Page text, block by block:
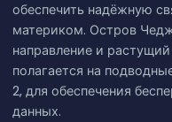
обеспечить надёжную
материком. Остров
направление и
полагается на
2, для обеспечения
данных.